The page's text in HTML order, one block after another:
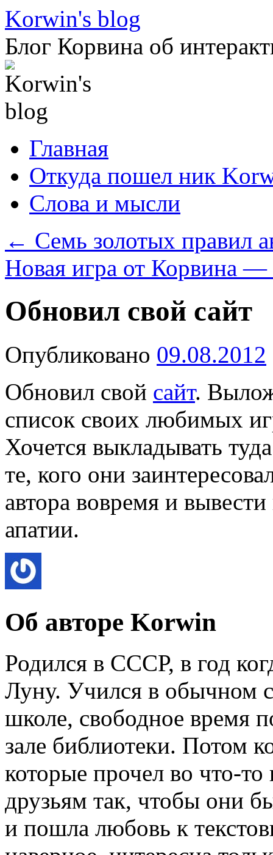
Перейти
содержимому
Korwin's blog
Блог Корвина об
Главная
Откуда пошел ник
Слова и мысли
← Семь золотых правил
Новая игра от Корвина
Обновил свой сайт
Опубликовано 09.08.2012
Обновил свой сайт.
список своих любимых
Хочется выкладывать
те, кого они
автора вовремя и
апатии.
Об авторе Korwin
Родился в СССР, в год
Луну. Учился в обычном
школе, свободное время
зале библиотеки. Потом
которые прочел во что-
друзьям так, чтобы они
и пошла любовь к